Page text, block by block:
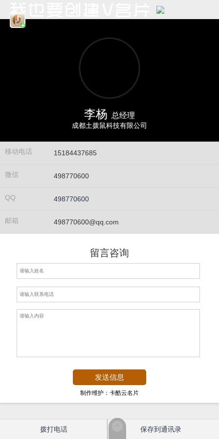
李杨 总经理
成都土拨鼠科技有限公司
移动电话 15184437685
微信 498770600
QQ 498770600
邮箱 498770600@qq.com
留言咨询
制作维护：卡酷云名片
拨打电话 保存到通讯录